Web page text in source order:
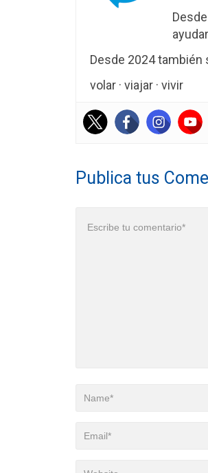
Desde 2024 también
volar · viajar · vivir
Publica tus